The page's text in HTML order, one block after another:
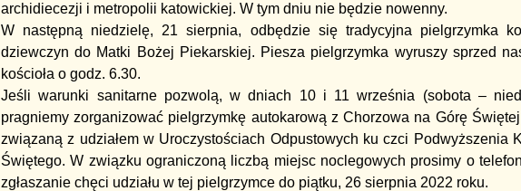
archidiecezji i metropolii katowickiej. W tym dniu nie będzie nowenny.
W następną niedzielę, 21 sierpnia, odbędzie się tradycyjna pielgrzymka
dziewczyn do Matki Bożej Piekarskiej. Piesza pielgrzymka wyruszy sprzed
kościoła o godz. 6.30.
Jeśli warunki sanitarne pozwolą, w dniach 10 i 11 września (sobota –
pragniemy zorganizować pielgrzymkę autokarową z Chorzowa na Górę
związaną z udziałem w Uroczystościach Odpustowych ku czci Podwyższenia
Świętego. W związku ograniczoną liczbą miejsc noclegowych prosimy o
zgłaszanie chęci udziału w tej pielgrzymce do piątku, 26 sierpnia 2022 roku.